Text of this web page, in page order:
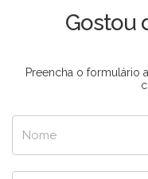
Gostou
Preencha o formulário